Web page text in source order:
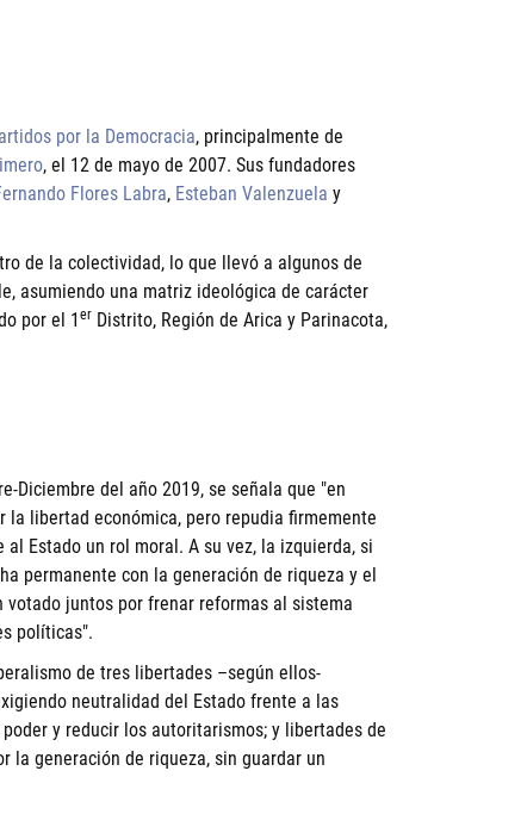
por la Democracia, principalmente de
, el 12 de mayo de 2007. Sus fundadores
Flores Labra, Esteban Valenzuela y
de la colectividad, lo que llevó a algunos de
asumiendo una matriz ideológica de carácter
por el 1 er Distrito, Región de Arica y Parinacota,
Diciembre del año 2019, se señala que "en
libertad económica, pero repudia firmemente
Estado un rol moral. A su vez, la izquierda, si
permanente con la generación de riqueza y el
votado juntos por frenar reformas al sistema
políticas".
de tres libertades –según ellos-
neutralidad del Estado frente a las
y reducir los autoritarismos; y libertades de
la generación de riqueza, sin guardar un